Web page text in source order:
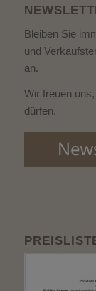
Bleiben Sie
und
an.
Wir freuen
dürfen.